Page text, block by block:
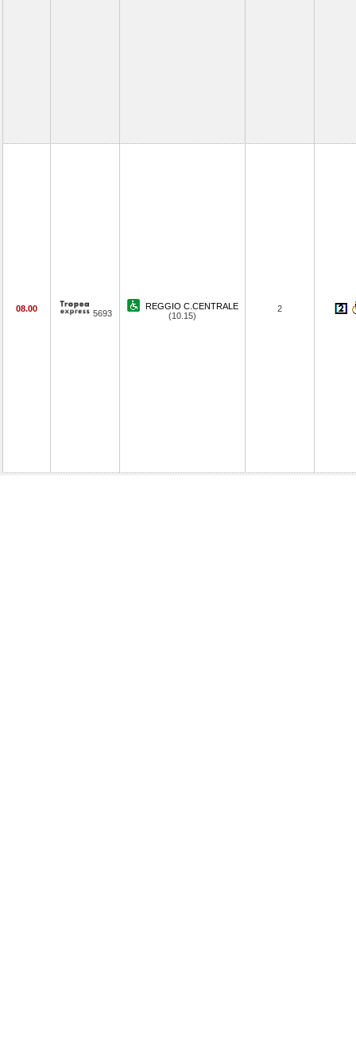
08.00 5693
REGGIO C.CENTRALE
(10.15)
2